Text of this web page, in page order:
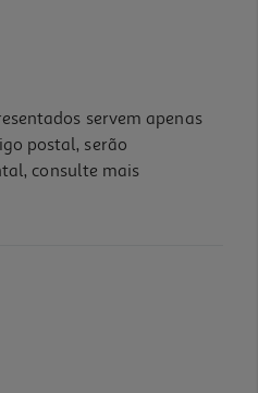
servem apenas
postal, serão
consulte mais